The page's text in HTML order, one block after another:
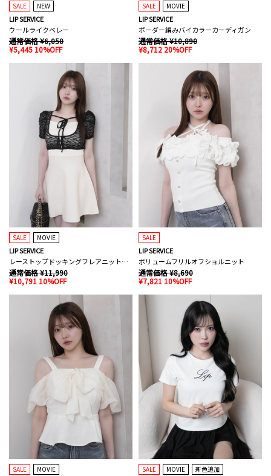
SALE NEW
LIP SERVICE
ウールライクベレー
通常価格 ¥6,050
¥5,445 10%OFF
SALE MOVIE
LIP SERVICE
ボーダー編みバイカラーカーディガン
通常価格 ¥10,890
¥8,712 20%OFF
SALE MOVIE
LIP SERVICE
レーストップドッキングフレアニットワンピース
通常価格 ¥11,990
¥10,791 10%OFF
SALE
LIP SERVICE
ボリュームフリルオフショルニット
通常価格 ¥8,690
¥7,821 10%OFF
SALE MOVIE SALE MOVIE 新色追加